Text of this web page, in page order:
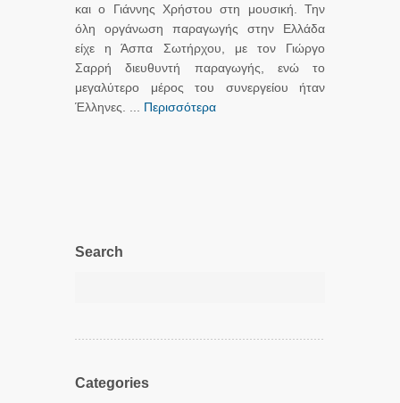
και ο Γιάννης Χρήστου στη μουσική. Την
όλη οργάνωση παραγωγής στην Ελλάδα
είχε η Άσπα Σωτήρχου, με τον Γιώργο
Σαρρή διευθυντή παραγωγής, ενώ το
μεγαλύτερο μέρος του συνεργείου ήταν
Έλληνες. ... Περισσότερα
Search
Categories